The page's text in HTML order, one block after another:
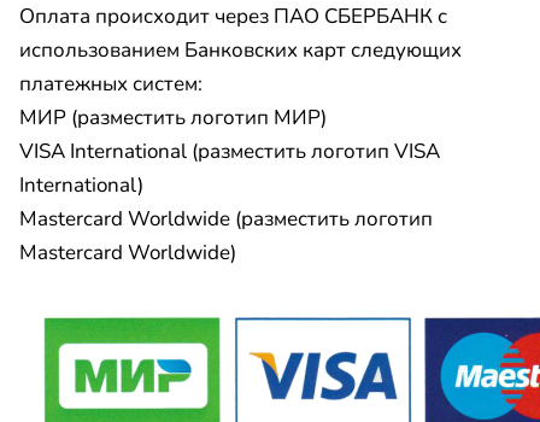
Оплата происходит через ПАО СБЕРБАНК с
использованием Банковских карт следующих
платежных систем:
МИР (разместить логотип МИР)
VISA International (разместить логотип VISA
International)
Mastercard Worldwide (разместить логотип
Mastercard Worldwide)